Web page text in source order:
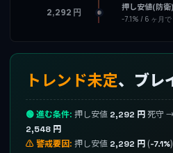
2,292 円 押し安値(防衛)
-7.1% / 6 ヶ月
トレンド未定、ブレ
🟢 進む条件: 押し安値 2,292 円 死守
2,548 円
⚠ 警戒要因: 押し安値 2,292 円 (-7.1%